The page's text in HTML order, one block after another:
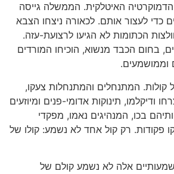
הדמוקרטיה האיטלקית. הממשלה גייסה
כדי לעצור אותם. לכאורה ניצחו הצבא
הכתומות לא הגיעו לרצועת-עזה.
בחום הכבד מנשוא, הוכיחו המורדים
וממושמעים.
קולות. המתנחלים והמתנחלות צעקו,
ודיקלמו, תינוקות אדומי-פנים ומיוזעים
בכו, המנהיגים נאמו, מפקדי
פקודות. רק קול אחד לא נשמע: קולו של
אלה לא נשמע קולם של